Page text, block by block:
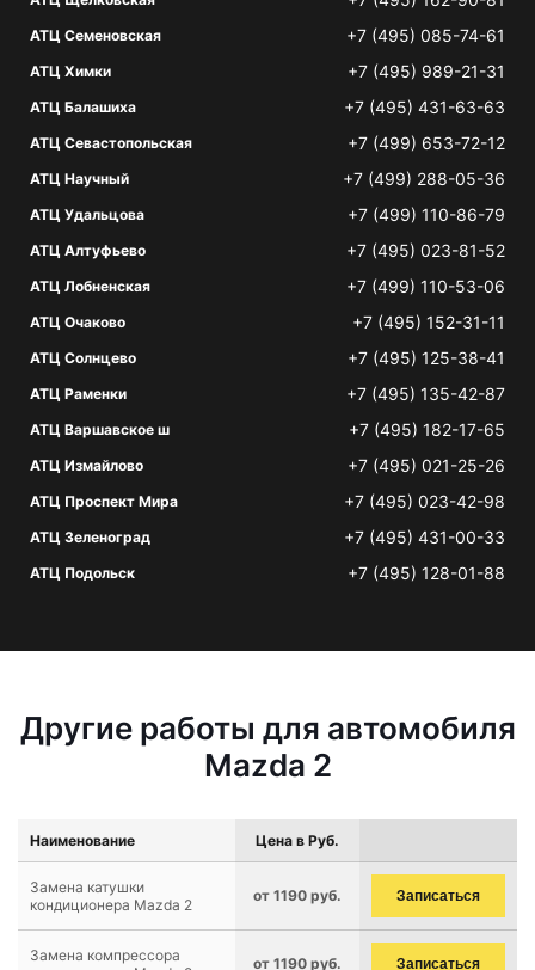
АТЦ Семеновская +7 (495) 085-74-61
АТЦ Химки +7 (495) 989-21-31
АТЦ Балашиха +7 (495) 431-63-63
АТЦ Севастопольская +7 (499) 653-72-12
АТЦ Научный +7 (499) 288-05-36
АТЦ Удальцова +7 (499) 110-86-79
АТЦ Алтуфьево +7 (495) 023-81-52
АТЦ Лобненская +7 (499) 110-53-06
АТЦ Очаково +7 (495) 152-31-11
АТЦ Солнцево +7 (495) 125-38-41
АТЦ Раменки +7 (495) 135-42-87
АТЦ Варшавское ш +7 (495) 182-17-65
АТЦ Измайлово +7 (495) 021-25-26
АТЦ Проспект Мира +7 (495) 023-42-98
АТЦ Зеленоград +7 (495) 431-00-33
АТЦ Подольск +7 (495) 128-01-88
Другие работы для автомобиля
Mazda 2
Наименование Цена в Руб.
Замена катушки
кондиционера Mazda 2
от 1190 руб. Записаться
Замена компрессора
от 1190 руб. Записаться